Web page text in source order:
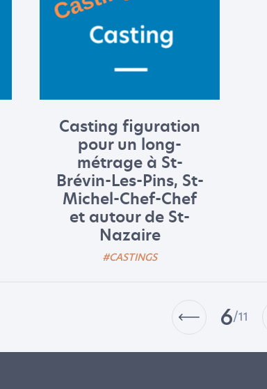
Casting figuration
pour un long-
métrage à St-
Brévin-Les-Pins, St-
Michel-Chef-Chef
et autour de St-
Nazaire
#CASTINGS
6/11